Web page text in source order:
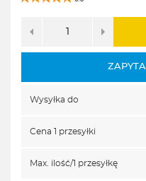
Wysyłka do
Cena 1 przesyłki
Max. ilość/1 przesyłkę